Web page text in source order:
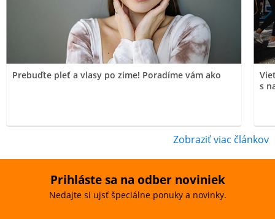
Prebuďte pleť a vlasy po zime! Poradíme vám ako
s
Zobraziť viac článkov
Prihláste sa na odber noviniek
Nedajte si ujsť špeciálne ponuky a novinky.